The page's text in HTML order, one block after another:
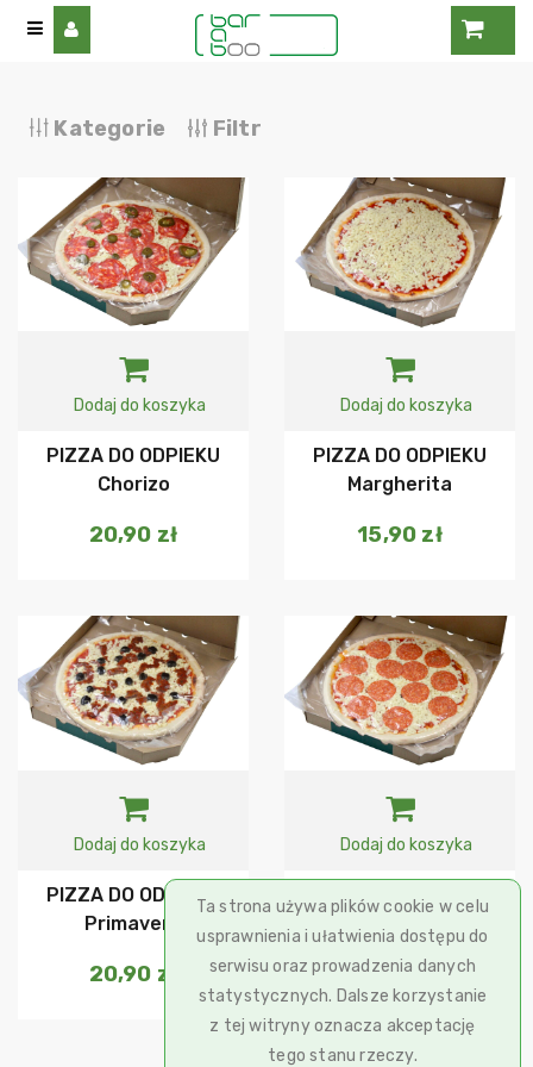
Ta strona używa plików cookie w celu
usprawnienia i ułatwienia dostępu do
serwisu oraz prowadzenia danych
statystycznych. Dalsze korzystanie
z tej witryny oznacza akceptację
tego stanu rzeczy.
Kategorie Filtr
Dodaj do koszyka
PIZZA DO ODPIEKU
Chorizo
20,90 zł
Dodaj do koszyka
PIZZA DO ODPIEKU
Margherita
15,90 zł
Dodaj do koszyka
PIZZA DO ODPIEKU
Primavera
20,90 zł
Dodaj do koszyka
PIZZA DO ODPIEKU
18,90zł